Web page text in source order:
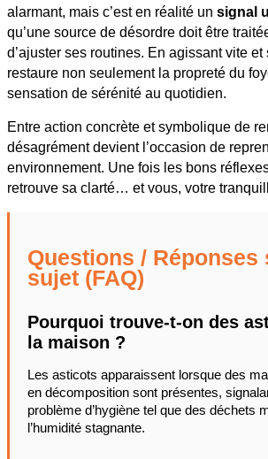
alarmant, mais c’est en réalité un signal
qu’une source de désordre doit être
d’ajuster ses routines. En agissant vite et
restaure non seulement la propreté du
sensation de sérénité au quotidien.
Entre action concrète et symbolique de
désagrément devient l’occasion de
environnement. Une fois les bons
retrouve sa clarté… et vous, votre
Questions / Réponses
sujet (FAQ)
Pourquoi trouve-t-on des
la maison ?
Les asticots apparaissent lorsque des
en décomposition sont présentes,
problème d’hygiène tel que des déchets
l’humidité stagnante.